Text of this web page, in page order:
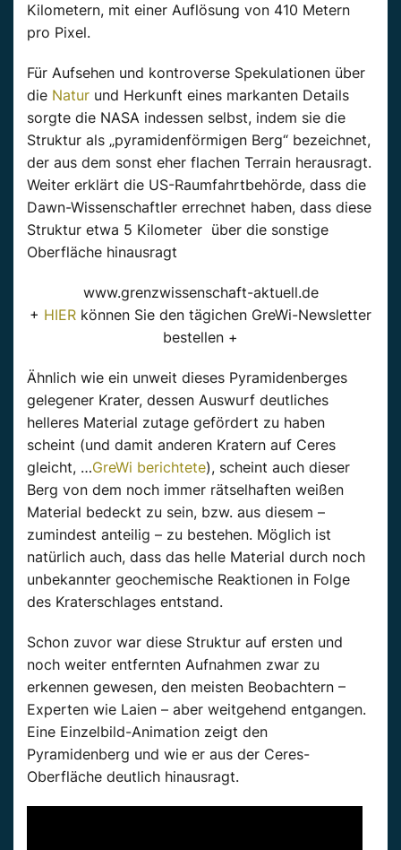
Kilometern, mit einer Auflösung von 410 Metern
pro Pixel.
Für Aufsehen und kontroverse Spekulationen über
die Natur und Herkunft eines markanten Details
sorgte die NASA indessen selbst, indem sie die
Struktur als „pyramidenförmigen Berg“ bezeichnet,
der aus dem sonst eher flachen Terrain herausragt.
Weiter erklärt die US-Raumfahrtbehörde, dass die
Dawn-Wissenschaftler errechnet haben, dass diese
Struktur etwa 5 Kilometer über die sonstige
Oberfläche hinausragt
www.grenzwissenschaft-aktuell.de
+ HIER können Sie den tägichen GreWi-Newsletter
bestellen +
Ähnlich wie ein unweit dieses Pyramidenberges
gelegener Krater, dessen Auswurf deutliches
helleres Material zutage gefördert zu haben
scheint (und damit anderen Kratern auf Ceres
gleicht, …GreWi berichtete), scheint auch dieser
Berg von dem noch immer rätselhaften weißen
Material bedeckt zu sein, bzw. aus diesem –
zumindest anteilig – zu bestehen. Möglich ist
natürlich auch, dass das helle Material durch noch
unbekannter geochemische Reaktionen in Folge
des Kraterschlages entstand.
Schon zuvor war diese Struktur auf ersten und
noch weiter entfernten Aufnahmen zwar zu
erkennen gewesen, den meisten Beobachtern –
Experten wie Laien – aber weitgehend entgangen.
Eine Einzelbild-Animation zeigt den
Pyramidenberg und wie er aus der Ceres-
Oberfläche deutlich hinausragt.